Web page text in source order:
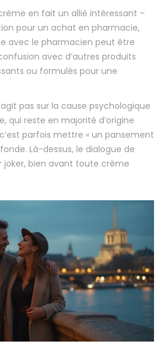
en fait un allié intéressant –
pour un achat en pharmacie,
avec le pharmacien peut être
avec d’autres produits
ou formulés pour une
pas sur la cause psychologique
qui reste en majorité d’origine
c’est parfois mettre « un pansement
Là-dessus, le dialogue de
joker, bien avant toute crème